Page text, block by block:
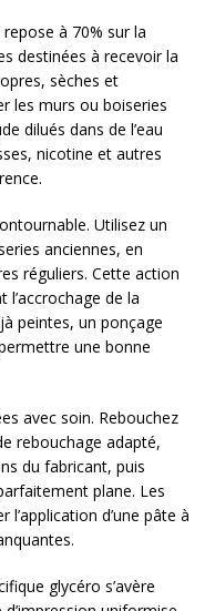
à 70% sur la
destinées à recevoir la
sèches et
les murs ou boiseries
dilués dans de l’eau
nicotine et autres
Utilisez un
anciennes, en
réguliers. Cette action
de la
peintes, un ponçage
une bonne
avec soin. Rebouchez
rebouchage adapté,
du fabricant, puis
plane. Les
d’une pâte à
glycéro s’avère